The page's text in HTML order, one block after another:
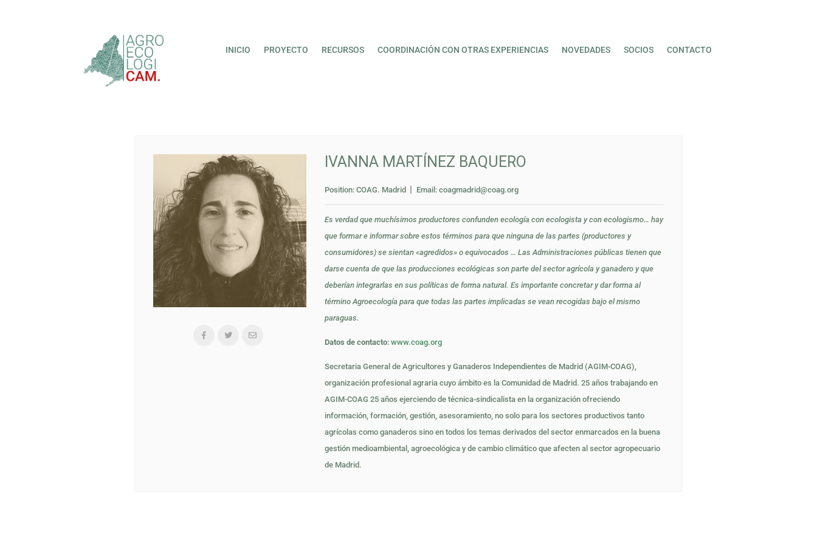
INICIO PROYECTO RECURSOS COORDINACIÓN CON OTRAS EXPERIENCIAS NOVEDADES SOCIOS CONTACTO
IVANNA MARTÍNEZ BAQUERO
Position: COAG. Madrid Email: coagmadrid@coag.org
Es verdad que muchísimos productores confunden ecología con ecologista y con ecologismo… hay
que formar e informar sobre estos términos para que ninguna de las partes (productores y
consumidores) se sientan «agredidos» o equivocados … Las Administraciones públicas tienen que
darse cuenta de que las producciones ecológicas son parte del sector agrícola y ganadero y que
deberían integrarlas en sus políticas de forma natural. Es importante concretar y dar forma al
término Agroecología para que todas las partes implicadas se vean recogidas bajo el mismo
paraguas.
Datos de contacto: www.coag.org
Secretaria General de Agricultores y Ganaderos Independientes de Madrid (AGIM-COAG),
organización profesional agraria cuyo ámbito es la Comunidad de Madrid. 25 años trabajando en
AGIM-COAG 25 años ejerciendo de técnica-sindicalista en la organización ofreciendo
información, formación, gestión, asesoramiento, no solo para los sectores productivos tanto
agrícolas como ganaderos sino en todos los temas derivados del sector enmarcados en la buena
gestión medioambiental, agroecológica y de cambio climático que afecten al sector agropecuario
de Madrid.